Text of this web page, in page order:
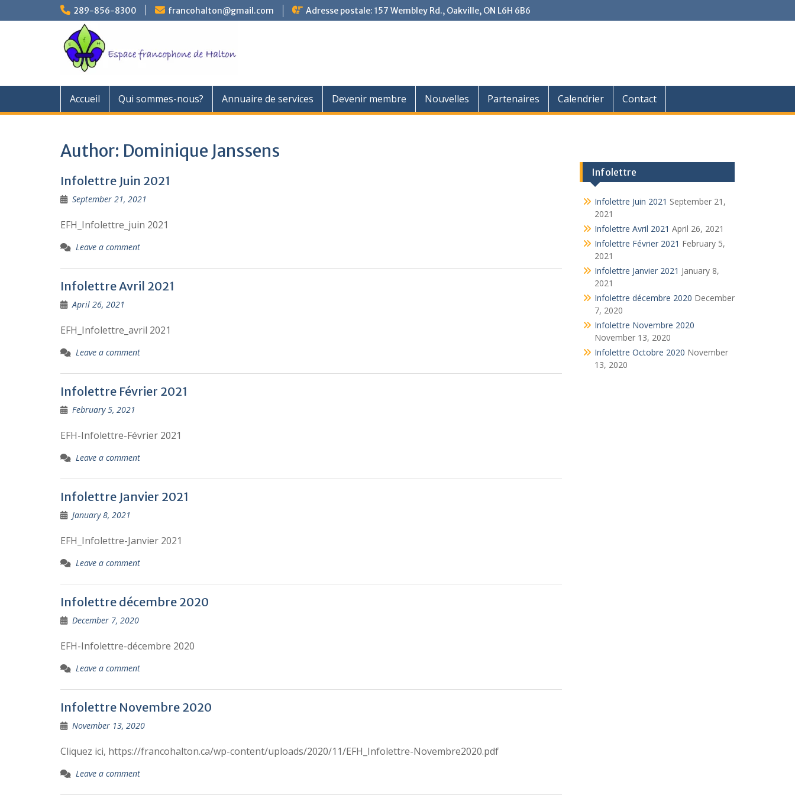
to
289-856-8300 francohalton@gmail.com Adresse postale: 157 Wembley Rd., Oakville, ON L6H 6B6
Accueil Qui sommes-nous? Annuaire de services Devenir membre Nouvelles Partenaires Calendrier Contact
Author: Dominique Janssens
Infolettre Juin 2021
September 21, 2021
EFH_Infolettre_juin 2021
Leave a comment
Infolettre Avril 2021
April 26, 2021
EFH_Infolettre_avril 2021
Leave a comment
Infolettre Février 2021
February 5, 2021
EFH-Infolettre-Février 2021
Leave a comment
Infolettre Janvier 2021
January 8, 2021
EFH_Infolettre-Janvier 2021
Leave a comment
Infolettre décembre 2020
December 7, 2020
EFH-Infolettre-décembre 2020
Leave a comment
Infolettre Novembre 2020
November 13, 2020
Cliquez ici, https://francohalton.ca/wp-content/uploads/2020/11/EFH_Infolettre-Novembre2020.pdf
Leave a comment
Infolettre
Infolettre Juin 2021 September 21,
2021
Infolettre Avril 2021 April 26, 2021
Infolettre Février 2021 February 5,
2021
Infolettre Janvier 2021 January 8,
2021
Infolettre décembre 2020 December
7, 2020
Infolettre Novembre 2020
November 13, 2020
Infolettre Octobre 2020 November
13, 2020